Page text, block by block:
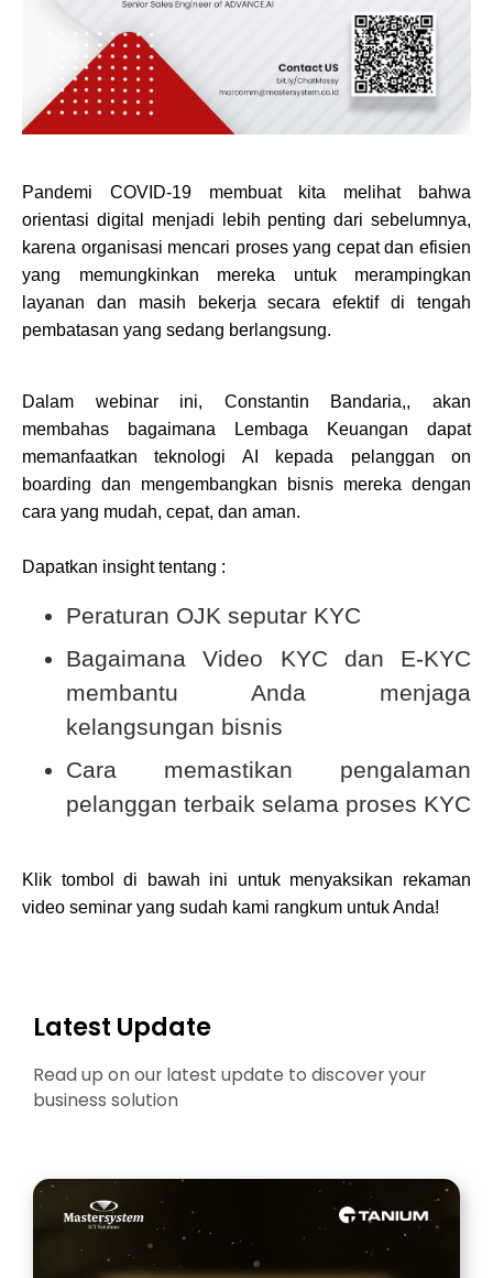
Pandemi COVID-19 membuat kita melihat bahwa
orientasi digital menjadi lebih penting dari sebelumnya,
karena organisasi mencari proses yang cepat dan efisien
yang memungkinkan mereka untuk merampingkan
layanan dan masih bekerja secara efektif di tengah
pembatasan yang sedang berlangsung.
Dalam webinar ini, Constantin Bandaria,, akan
membahas bagaimana Lembaga Keuangan dapat
memanfaatkan teknologi AI kepada pelanggan on
boarding dan mengembangkan bisnis mereka dengan
cara yang mudah, cepat, dan aman.
Dapatkan insight tentang :
Peraturan OJK seputar KYC
Bagaimana Video KYC dan E-KYC
membantu Anda menjaga
kelangsungan bisnis
Cara memastikan pengalaman
pelanggan terbaik selama proses KYC
Klik tombol di bawah ini untuk menyaksikan rekaman
video seminar yang sudah kami rangkum untuk Anda!
Latest Update
Read up on our latest update to discover your
business solution